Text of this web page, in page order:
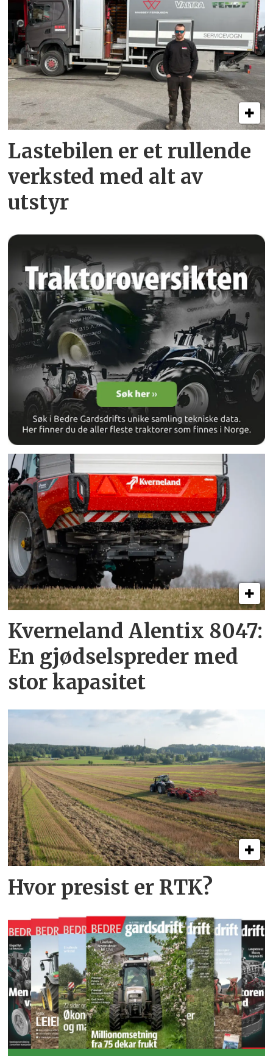
Lastebilen er et rullende
verksted med alt av
utstyr
Kverneland Alentix 8047:
En gjødsel­spreder med
stor kapasitet
Hvor presist er RTK?